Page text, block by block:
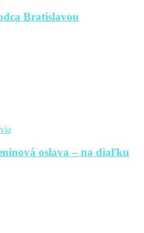
Bratislavou
oslava – na diaľku